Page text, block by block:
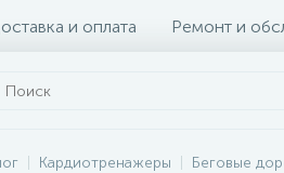
и оплата Ремонт и
Кардиотренажеры Беговые